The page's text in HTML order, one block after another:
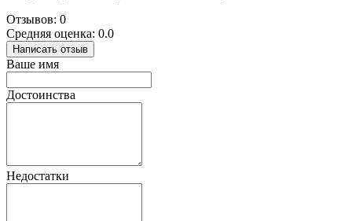
Отзывов: 0
Средняя оценка: 0.0
Написать отзыв
Ваше имя
Достоинства
Недостатки